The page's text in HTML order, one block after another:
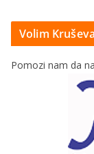
Volim
Pomozi nam da